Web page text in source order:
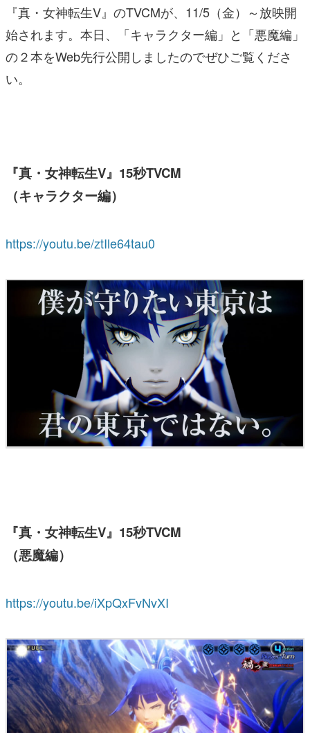
『真・女神転生V』のTVCMが、11/5（金）～放映開
始されます。本日、「キャラクター編」と「悪魔編」
の２本をWeb先行公開しましたのでぜひご覧くださ
い。
『真・女神転生V』15秒TVCM
（キャラクター編）
https://youtu.be/ztIle64tau0
『真・女神転生V』15秒TVCM
（悪魔編）
https://youtu.be/iXpQxFvNvXI